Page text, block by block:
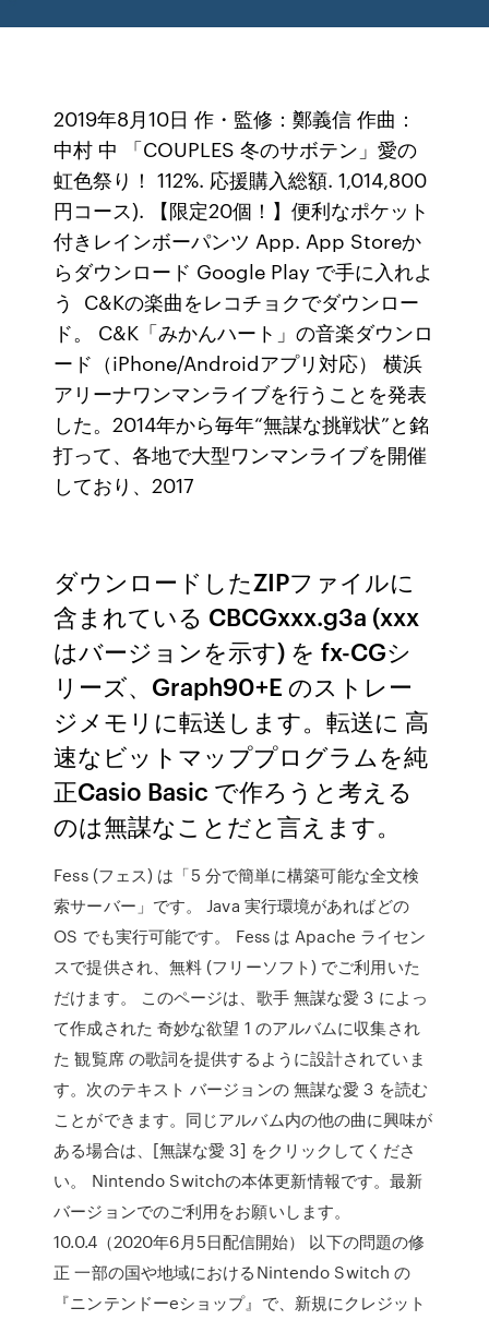
2019年8月10日 作・監修：鄭義信 作曲：
中村 中 「COUPLES 冬のサボテン」愛の
虹色祭り！ 112%. 応援購入総額. 1,014,800
円コース). 【限定20個！】便利なポケット
付きレインボーパンツ App. App Storeか
らダウンロード Google Play で手に入れよ
う C&Kの楽曲をレコチョクでダウンロー
ド。 C&K「みかんハート」の音楽ダウンロ
ード（iPhone/Androidアプリ対応） 横浜
アリーナワンマンライブを行うことを発表
した。2014年から毎年“無謀な挑戦状”と銘
打って、各地で大型ワンマンライブを開催
しており、2017
ダウンロードしたZIPファイルに
含まれている CBCGxxx.g3a (xxx
はバージョンを示す) を fx-CGシ
リーズ、Graph90+E のストレー
ジメモリに転送します。転送に 高
速なビットマッププログラムを純
正Casio Basic で作ろうと考える
のは無謀なことだと言えます。
Fess (フェス) は「5 分で簡単に構築可能な全文検
索サーバー」です。 Java 実行環境があればどの
OS でも実行可能です。 Fess は Apache ライセン
スで提供され、無料 (フリーソフト) でご利用いた
だけます。 このページは、歌手 無謀な愛 3 によっ
て作成された 奇妙な欲望 1 のアルバムに収集され
た 観覧席 の歌詞を提供するように設計されていま
す。次のテキスト バージョンの 無謀な愛 3 を読む
ことができます。同じアルバム内の他の曲に興味が
ある場合は、[無謀な愛 3] をクリックしてくださ
い。 Nintendo Switchの本体更新情報です。最新
バージョンでのご利用をお願いします。
10.0.4（2020年6月5日配信開始） 以下の問題の修
正 一部の国や地域におけるNintendo Switch の
『ニンテンドーeショップ』で、新規にクレジット